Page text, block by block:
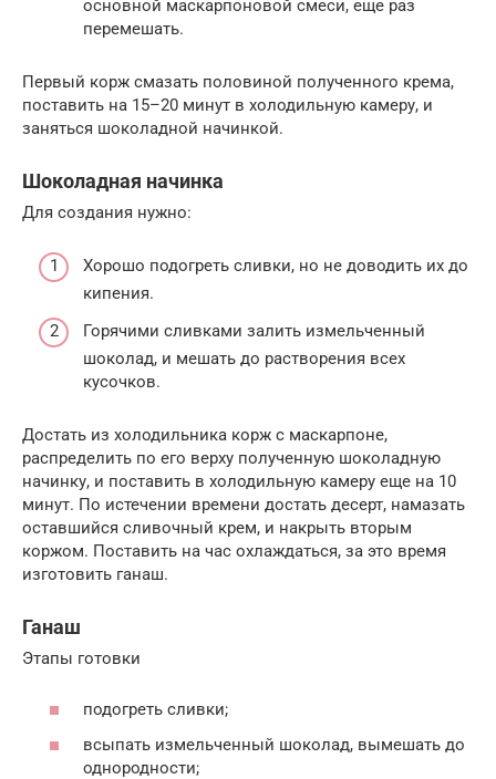
основной маскарпоновой смеси, еще раз
перемешать.
Первый корж смазать половиной полученного крема,
поставить на 15–20 минут в холодильную камеру, и
заняться шоколадной начинкой.
Шоколадная начинка
Для создания нужно:
Хорошо подогреть сливки, но не доводить их до
кипения.
Горячими сливками залить измельченный
шоколад, и мешать до растворения всех
кусочков.
Достать из холодильника корж с маскарпоне,
распределить по его верху полученную шоколадную
начинку, и поставить в холодильную камеру еще на 10
минут. По истечении времени достать десерт, намазать
оставшийся сливочный крем, и накрыть вторым
коржом. Поставить на час охлаждаться, за это время
изготовить ганаш.
Ганаш
Этапы готовки
подогреть сливки;
всыпать измельченный шоколад, вымешать до
однородности;